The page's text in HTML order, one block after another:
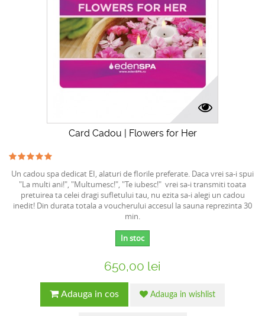
Card Cadou | Flowers for Her
Un cadou spa dedicat EI, alaturi de florile preferate. Daca vrei sa-i spui
"La multi ani!", "Multumesc!", "Te iubesc!" vrei sa-i transmiti toata
pretuirea ta celei dragi sufletului tau, nu ezita sa-i alegi un cadou
inedit! Din durata totala a voucherului accesul la sauna reprezinta 30
min.
In stoc
650,00 lei
Adauga in cos Adauga in wishlist